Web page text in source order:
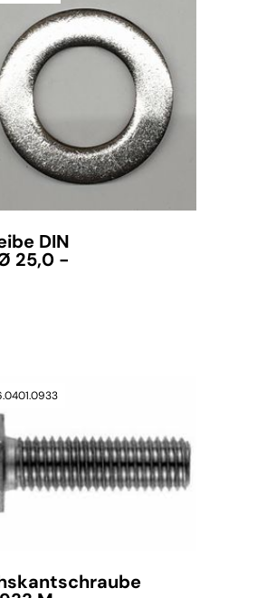
DIN
25,0 -